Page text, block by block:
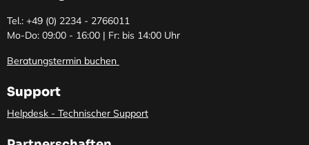
Tel.: +49 (0) 2234 - 2766011
Mo-Do: 09:00 - 16:00 | Fr: bis 14:00 Uhr
Beratungstermin buchen
Support
Helpdesk - Technischer Support